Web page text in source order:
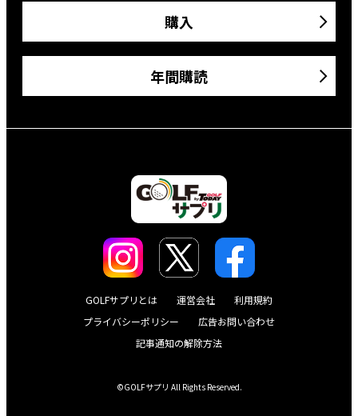
購入
年間購読
GOLFサプリとは 運営会社
利用規約
プライバシーポリシー
広告お問い合わせ
記事通知の解除方法
©GOLFサプリ All Rights Reserved.